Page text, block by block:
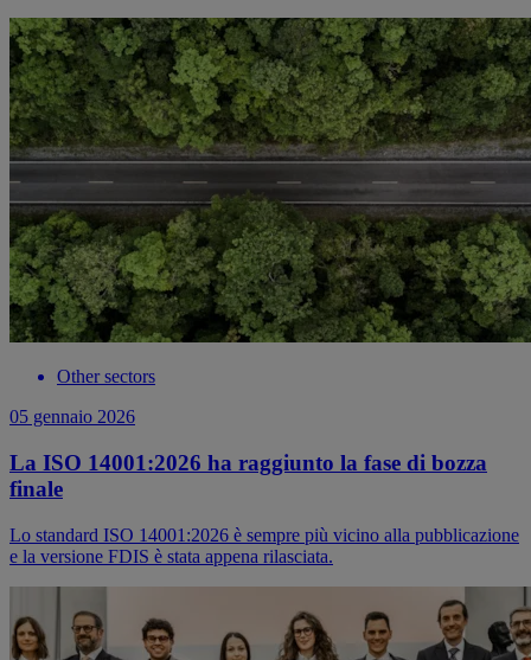
Other sectors
05 gennaio 2026
La ISO 14001:2026 ha raggiunto la fase di bozza
finale
Lo standard ISO 14001:2026 è sempre più vicino alla pubblicazione
e la versione FDIS è stata appena rilasciata.